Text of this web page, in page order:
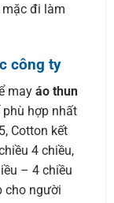
đi làm
công ty
may áo thun
hợp nhất
Cotton kết
4 chiều,
– 4 chiều
cho người